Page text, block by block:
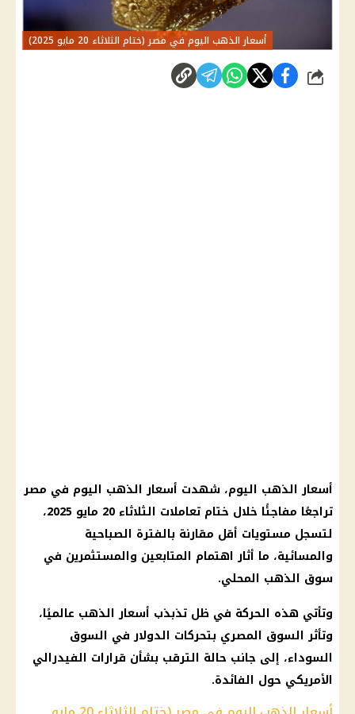
أسعار الذهب اليوم في مصر (ختام الثلاثاء 20 مايو 2025)
شارك
أسعار الذهب اليوم، شهدت أسعار الذهب اليوم في مصر
تراجعًا مفاجئًا خلال ختام تعاملات الثلاثاء 20 مايو 2025،
لتسجل مستويات أقل مقارنة بالفترة الصباحية
والمسائية، ما أثار اهتمام المتابعين والمستثمرين في
سوق الذهب المحلي.
وتأتي هذه الحركة في ظل تذبذب أسعار الذهب عالميًا،
وتأثرالسوق المصري بتحركات الدولار في السوق
السوداء، إلى جانب حالة الترقب بشأن قرارات الفيدرالي
الأمريكي حول الفائدة.